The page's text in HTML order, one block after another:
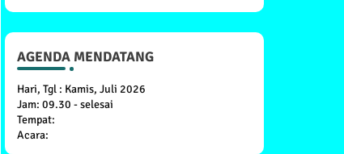
AGENDA MENDATANG
Hari, Tgl : Kamis, Juli 2026
Jam: 09.30 - selesai
Tempat:
Acara: